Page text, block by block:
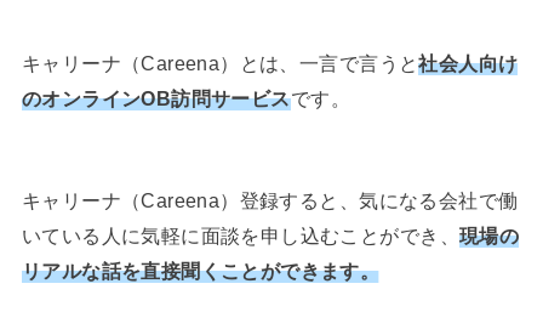
キャリーナ（Careena）とは、一言で言うと社会人向け
のオンラインOB訪問サービスです。
キャリーナ（Careena）登録すると、気になる会社で働
いている人に気軽に面談を申し込むことができ、 現場の
リアルな話を直接聞くことができます。